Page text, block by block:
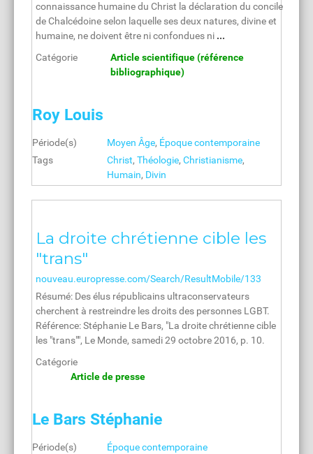
connaissance humaine du Christ la déclaration du concile
de Chalcédoine selon laquelle ses deux natures, divine et
humaine, ne doivent être ni confondues ni ...
Catégorie
Article scientifique (référence
bibliographique)
Roy Louis
Période(s) Moyen Âge, Époque contemporaine
Tags
Christ, Théologie, Christianisme,
Humain, Divin
La droite chrétienne cible les
"trans"
nouveau.europresse.com/Search/ResultMobile/133
Résumé: Des élus républicains ultraconservateurs
cherchent à restreindre les droits des personnes LGBT.
Référence: Stéphanie Le Bars, "La droite chrétienne cible
les "trans"", Le Monde, samedi 29 octobre 2016, p. 10.
Catégorie
Article de presse
Le Bars Stéphanie
Période(s)
Époque contemporaine